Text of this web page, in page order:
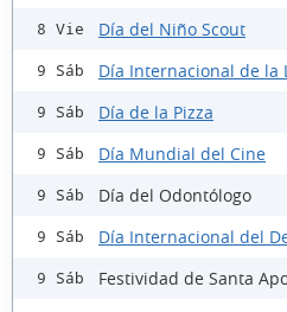
8 Vie Día del Niño Scout
9 Sáb Día Internacional de la
9 Sáb Día de la Pizza
9 Sáb Día Mundial del Cine
9 Sáb Día del Odontólogo
9 Sáb Día Internacional del
9 Sáb Festividad de Santa